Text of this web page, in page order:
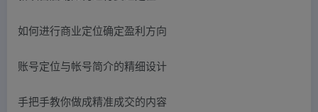
如何进行商业定位确定盈利方向
账号定位与帐号简介的精细设计
手把手教你做成精准成交的内容